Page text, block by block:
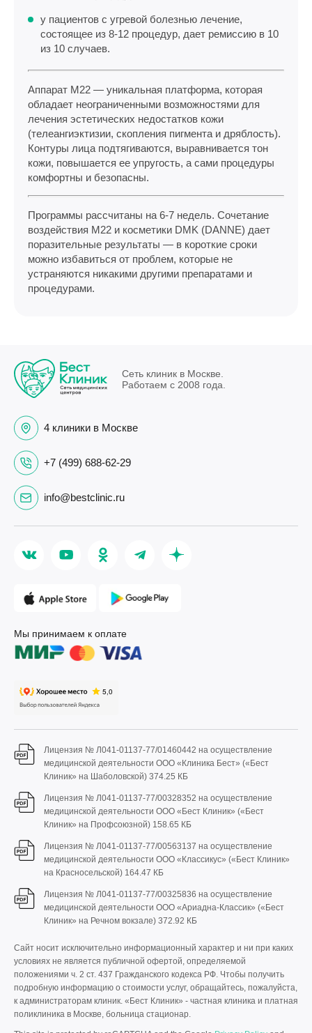
у пациентов с угревой болезнью лечение,
состоящее из 8-12 процедур, дает ремиссию в 10
из 10 случаев.
Аппарат М22 — уникальная платформа, которая
обладает неограниченными возможностями для
лечения эстетических недостатков кожи
(телеангиэктизии, скопления пигмента и дряблость).
Контуры лица подтягиваются, выравнивается тон
кожи, повышается ее упругость, а сами процедуры
комфортны и безопасны.
Программы рассчитаны на 6-7 недель. Сочетание
воздействия M22 и косметики DMK (DANNE) дает
поразительные результаты — в короткие сроки
можно избавиться от проблем, которые не
устраняются никакими другими препаратами и
процедурами.
Сеть клиник в Москве.
Работаем с 2008 года.
4 клиники в Москве
+7 (499) 688-62-29
info@bestclinic.ru
Мы принимаем к оплате
Лицензия № Л041-01137-77/01460442 на осуществление
медицинской деятельности ООО «Клиника Бест» («Бест
Клиник» на Шаболовской) 374.25 КБ
Лицензия № Л041-01137-77/00328352 на осуществление
медицинской деятельности ООО «Бест Клиник» («Бест
Клиник» на Профсоюзной) 158.65 КБ
Лицензия № Л041-01137-77/00563137 на осуществление
медицинской деятельности ООО «Классикус» («Бест Клиник»
на Красносельской) 164.47 КБ
Лицензия № Л041-01137-77/00325836 на осуществление
медицинской деятельности ООО «Ариадна-Классик» («Бест
Клиник» на Речном вокзале) 372.92 КБ
Сайт носит исключительно информационный характер и ни при каких
условиях не является публичной офертой, определяемой
положениями ч. 2 ст. 437 Гражданского кодекса РФ. Чтобы получить
подробную информацию о стоимости услуг, обращайтесь, пожалуйста,
к администраторам клиник. «Бест Клиник» - частная клиника и платная
поликлиника в Москве, больница стационар.